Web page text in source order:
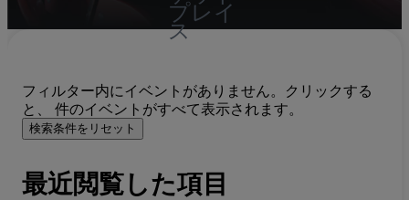
プレイ
ス
フィルター内にイベントがありません。クリックする
と、 件のイベントがすべて表示されます。
検索条件をリセット
最近閲覧した項目